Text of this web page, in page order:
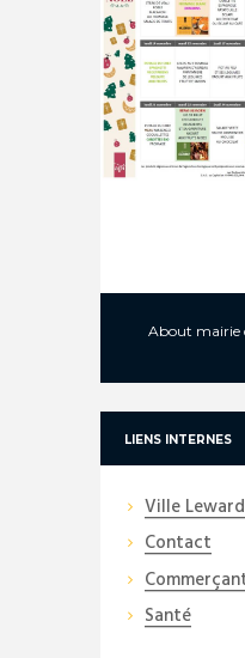
About mairie
LIENS INTERNES
Ville
Contact
Santé